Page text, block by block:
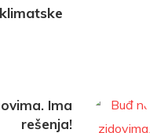
Ima
rešenja!